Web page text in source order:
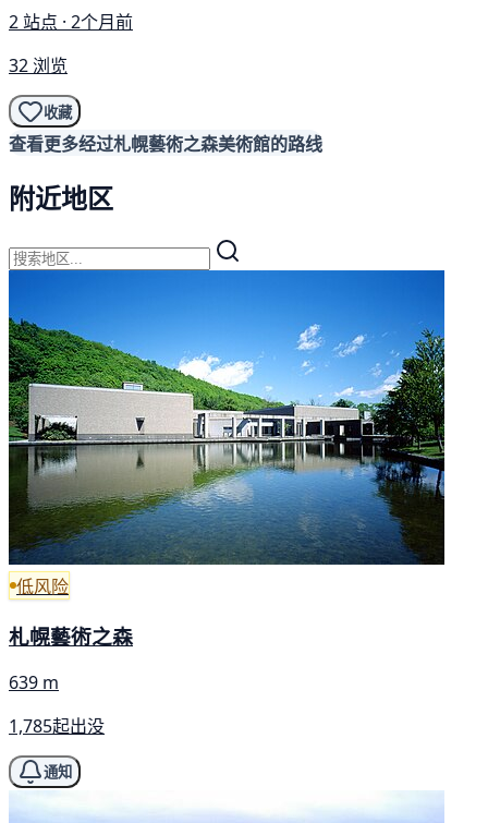
2 站点 · 2个月前
32 浏览
收藏
查看更多经过札幌藝術之森美術館的路线
附近地区
低风险
札幌藝術之森
639 m
1,785起出没
通知